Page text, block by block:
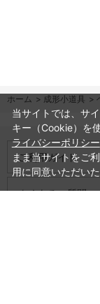
ホーム > 成形小道具 >
ご利用ガイド
よくあるご質問
当サイトでは、サ
キー（Cookie）を
ライバシーポリシー
まま当サイトをご
用に同意いただい